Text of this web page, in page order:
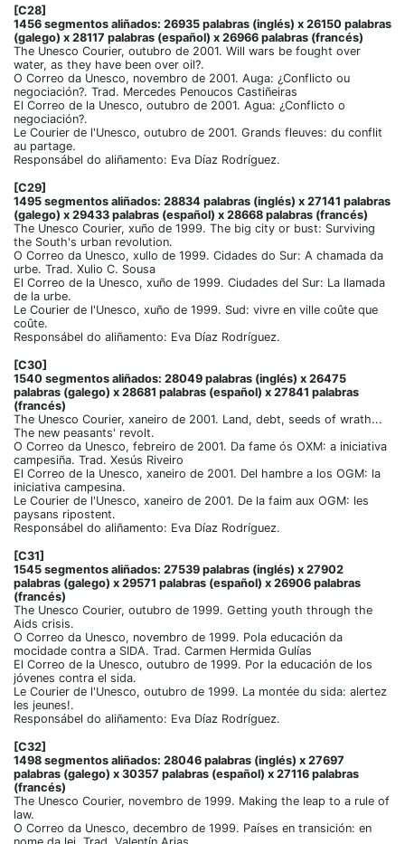
[C28]
1456 segmentos aliñados: 26935 palabras (inglés) x 26150 palabras
(galego) x 28117 palabras (español) x 26966 palabras (francés)
The Unesco Courier, outubro de 2001. Will wars be fought over
water, as they have been over oil?.
O Correo da Unesco, novembro de 2001. Auga: ¿Conflicto ou
negociación?. Trad. Mercedes Penoucos Castiñeiras
El Correo de la Unesco, outubro de 2001. Agua: ¿Conflicto o
negociación?.
Le Courier de l'Unesco, outubro de 2001. Grands fleuves: du conflit
au partage.
Responsábel do aliñamento: Eva Díaz Rodríguez.
[C29]
1495 segmentos aliñados: 28834 palabras (inglés) x 27141 palabras
(galego) x 29433 palabras (español) x 28668 palabras (francés)
The Unesco Courier, xuño de 1999. The big city or bust: Surviving
the South's urban revolution.
O Correo da Unesco, xullo de 1999. Cidades do Sur: A chamada da
urbe. Trad. Xulio C. Sousa
El Correo de la Unesco, xuño de 1999. Ciudades del Sur: La llamada
de la urbe.
Le Courier de l'Unesco, xuño de 1999. Sud: vivre en ville coûte que
coûte.
Responsábel do aliñamento: Eva Díaz Rodríguez.
[C30]
1540 segmentos aliñados: 28049 palabras (inglés) x 26475
palabras (galego) x 28681 palabras (español) x 27841 palabras
(francés)
The Unesco Courier, xaneiro de 2001. Land, debt, seeds of wrath...
The new peasants' revolt.
O Correo da Unesco, febreiro de 2001. Da fame ós OXM: a iniciativa
campesiña. Trad. Xesús Riveiro
El Correo de la Unesco, xaneiro de 2001. Del hambre a los OGM: la
iniciativa campesina.
Le Courier de l'Unesco, xaneiro de 2001. De la faim aux OGM: les
paysans ripostent.
Responsábel do aliñamento: Eva Díaz Rodríguez.
[C31]
1545 segmentos aliñados: 27539 palabras (inglés) x 27902
palabras (galego) x 29571 palabras (español) x 26906 palabras
(francés)
The Unesco Courier, outubro de 1999. Getting youth through the
Aids crisis.
O Correo da Unesco, novembro de 1999. Pola educación da
mocidade contra a SIDA. Trad. Carmen Hermida Gulías
El Correo de la Unesco, outubro de 1999. Por la educación de los
jóvenes contra el sida.
Le Courier de l'Unesco, outubro de 1999. La montée du sida: alertez
les jeunes!.
Responsábel do aliñamento: Eva Díaz Rodríguez.
[C32]
1498 segmentos aliñados: 28046 palabras (inglés) x 27697
palabras (galego) x 30357 palabras (español) x 27116 palabras
(francés)
The Unesco Courier, novembro de 1999. Making the leap to a rule of
law.
O Correo da Unesco, decembro de 1999. Países en transición: en